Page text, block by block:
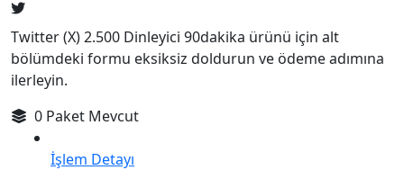
Twitter (X) 2.500 Dinleyici 90dakika ürünü için alt
bölümdeki formu eksiksiz doldurun ve ödeme adımına
ilerleyin.
0 Paket Mevcut
İşlem Detayı